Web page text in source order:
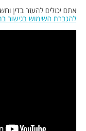
אתם יכולים להעזר בדין
להגברת השימוש בגישור